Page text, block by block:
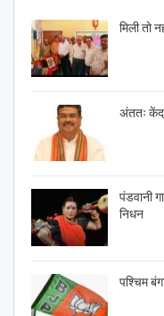
मिली तो
अंततः
पंडवानी
निधन
पश्चिम